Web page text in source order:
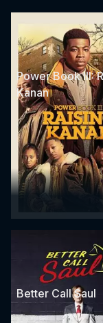
Power Book III:
Kanan
Better Call Saul